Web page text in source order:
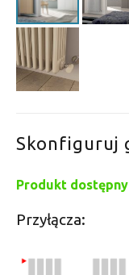
Skonfiguruj
Produkt
Przyłącza: